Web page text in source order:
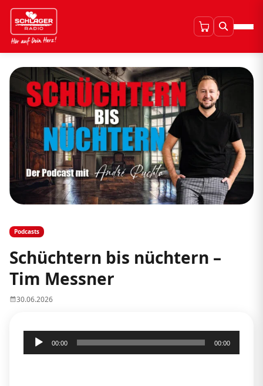
Podcasts
Schüchtern bis nüchtern –
Tim Messner
30.06.2026
Audio-
Player
00:00 00:00